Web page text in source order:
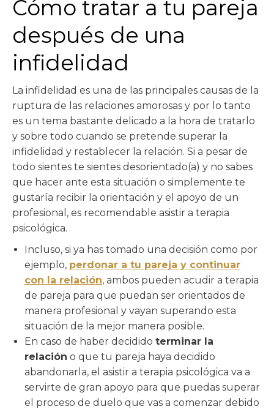
Cómo tratar a tu pareja
después de una
infidelidad
La infidelidad es una de las principales causas de la
ruptura de las relaciones amorosas y por lo tanto
es un tema bastante delicado a la hora de tratarlo
y sobre todo cuando se pretende superar la
infidelidad y restablecer la relación. Si a pesar de
todo sientes te sientes desorientado(a) y no sabes
que hacer ante esta situación o simplemente te
gustaría recibir la orientación y el apoyo de un
profesional, es recomendable asistir a terapia
psicológica.
Incluso, si ya has tomado una decisión como por
ejemplo, perdonar a tu pareja y continuar
con la relación, ambos pueden acudir a terapia
de pareja para que puedan ser orientados de
manera profesional y vayan superando esta
situación de la mejor manera posible.
En caso de haber decidido terminar la
relación o que tu pareja haya decidido
abandonarla, el asistir a terapia psicológica va a
servirte de gran apoyo para que puedas superar
el proceso de duelo que vas a comenzar debido